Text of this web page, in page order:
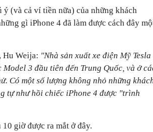
ý (và cả ví tiền nữa) của những khách
gì iPhone 4 đã làm được cách đây
Hu Weija: "Nhà sản xuất xe điện Mỹ Tesla
3 đầu tiên đến Trung Quốc, và ở
Có một số lượng không nhỏ những
tự như hồi chiếc iPhone 4 được "trình
giờ được ra mắt ở đây.